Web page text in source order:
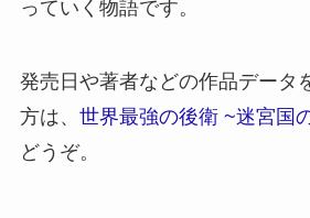
っていく物語です。
発売日や著者などの作品データ
方は、 世界最強の後衛 ~迷宮国
どうぞ。